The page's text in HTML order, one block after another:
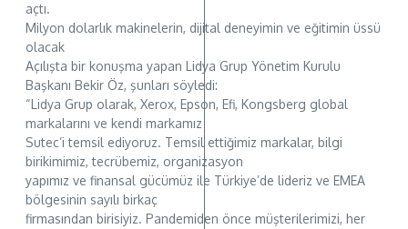
açtı.
Milyon dolarlık makinelerin, dijital deneyimin ve eğitimin üssü
olacak
Açılışta bir konuşma yapan Lidya Grup Yönetim Kurulu
Başkanı Bekir Öz, şunları söyledi:
“Lidya Grup olarak, Xerox, Epson, Efi, Kongsberg global
markalarını ve kendi markamız
Sutec’i temsil ediyoruz. Temsil ettiğimiz markalar, bilgi
birikimimiz, tecrübemiz, organizasyon
yapımız ve finansal gücümüz ile Türkiye’de lideriz ve EMEA
bölgesinin sayılı birkaç
firmasından birisiyiz. Pandemiden önce müşterilerimizi, her